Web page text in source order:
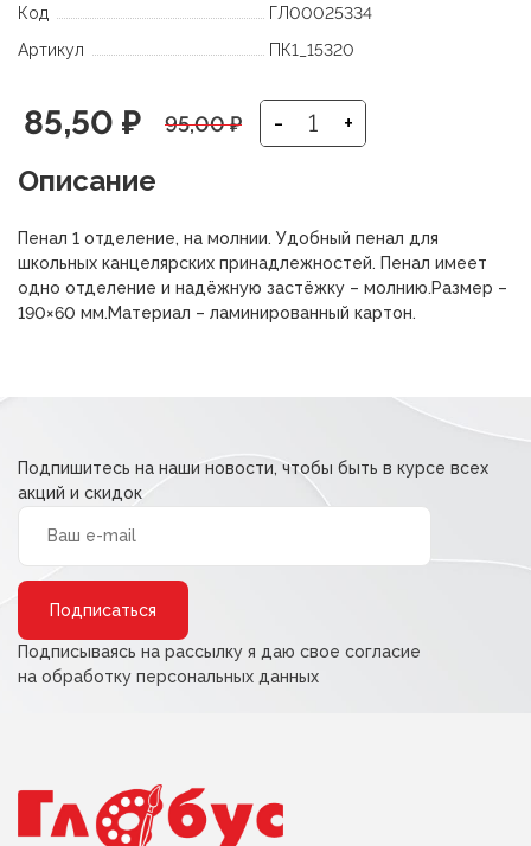
Код
ГЛ00025334
Артикул
ПК1_15320
95,00₽
Первоначальная
цена
составляла
95,00 ₽.
85,50 ₽
Текущая
цена:
85,50 ₽.
- +
Описание
Пенал 1 отделение, на молнии. Удобный пенал для
школьных канцелярских принадлежностей. Пенал имеет
одно отделение и надёжную застёжку – молнию.Размер –
190×60 мм.Материал – ламинированный картон.
Подпишитесь на наши новости, чтобы быть в курсе всех
акций и скидок
Подписываясь на рассылку я даю свое согласие
на обработку персональных данных